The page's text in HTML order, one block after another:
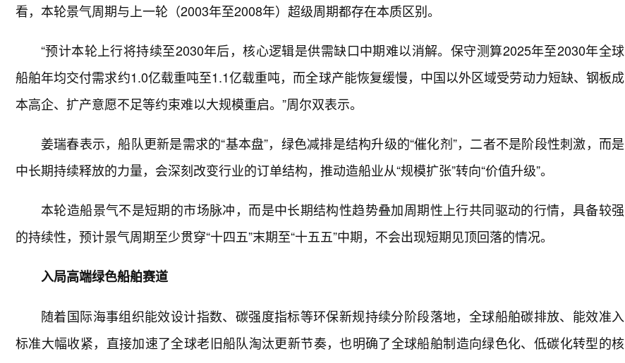
看，本轮景气周期与上一轮（2003年至2008年）超级周期都存在本质区别。
“预计本轮上行将持续至2030年后，核心逻辑是供需缺口中期难以消解。保守测算2025年至2030年全球
船舶年均交付需求约1.0亿载重吨至1.1亿载重吨，而全球产能恢复缓慢，中国以外区域受劳动力短缺、钢板成
本高企、扩产意愿不足等约束难以大规模重启。”周尔双表示。
姜瑞春表示，船队更新是需求的“基本盘”，绿色减排是结构升级的“催化剂”，二者不是阶段性刺激，而是
中长期持续释放的力量，会深刻改变行业的订单结构，推动造船业从“规模扩张”转向“价值升级”。
本轮造船景气不是短期的市场脉冲，而是中长期结构性趋势叠加周期性上行共同驱动的行情，具备较强
的持续性，预计景气周期至少贯穿“十四五”末期至“十五五”中期，不会出现短期见顶回落的情况。
入局高端绿色船舶赛道
随着国际海事组织能效设计指数、碳强度指标等环保新规持续分阶段落地，全球船舶碳排放、能效准入
标准大幅收紧，直接加速了全球老旧船队淘汰更新节奏，也明确了全球船舶制造向绿色化、低碳化转型的核